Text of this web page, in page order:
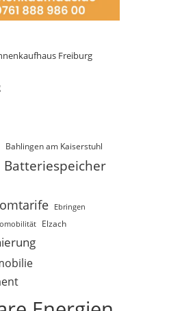
Freiburg
Bahlingen am Kaiserstuhl
Batteriespeicher
Ebringen
Elzach